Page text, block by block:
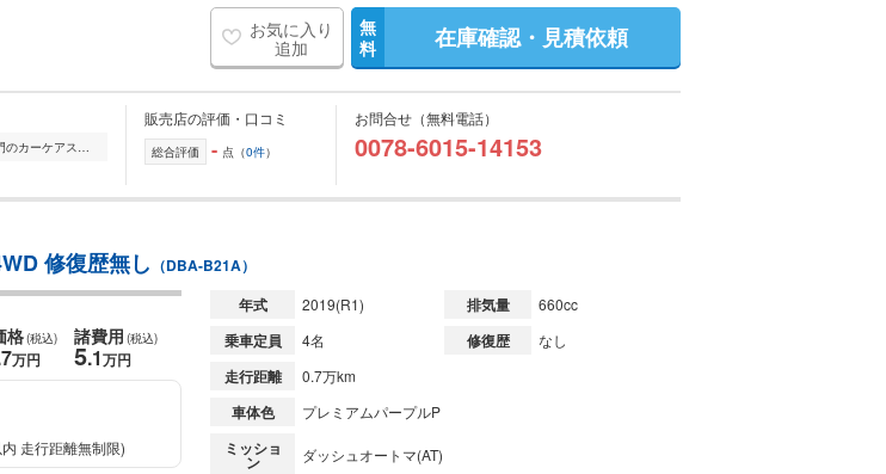
お気に入り
追加
無
料
在庫確認・見積依頼
☆★☆最新鋭の設備で皆様のご入庫お待ちしております!☆★☆☆★☆専門のカーケアスタッフによる洗車が行えます!☆★☆☆★☆ご来店いただいたお客様には無料にてお飲み物をご提供させ...
販売店の評価・口コミ
総合評価 - 点（0件）
お問合せ（無料電話）
0078-6015-14153
修復歴無し （DBA-B21A）
格(税込)
万円
諸費用 (税込)
5.1万円
走行距離無制限)
年式 2019(R1) 排気量 660cc
乗車定員 4名 修復歴 なし
走行距離 0.7万km
車体色 プレミアムパープルP
ミッショ
ン ダッシュオートマ(AT)